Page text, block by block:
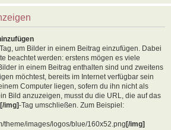
um Bilder in einem Beitrag einzufügen. Dabei
beachtet werden: erstens mögen es viele
in einem Beitrag enthalten sind und zweitens
möchtest, bereits im Internet verfügbar sein
Computer liegen, sofern du ihn nicht als
Bild anzuzeigen, musst du die URL, die auf das
img]-Tag umschließen. Zum Beispiel:
theme/images/logos/blue/160x52.png[/img]